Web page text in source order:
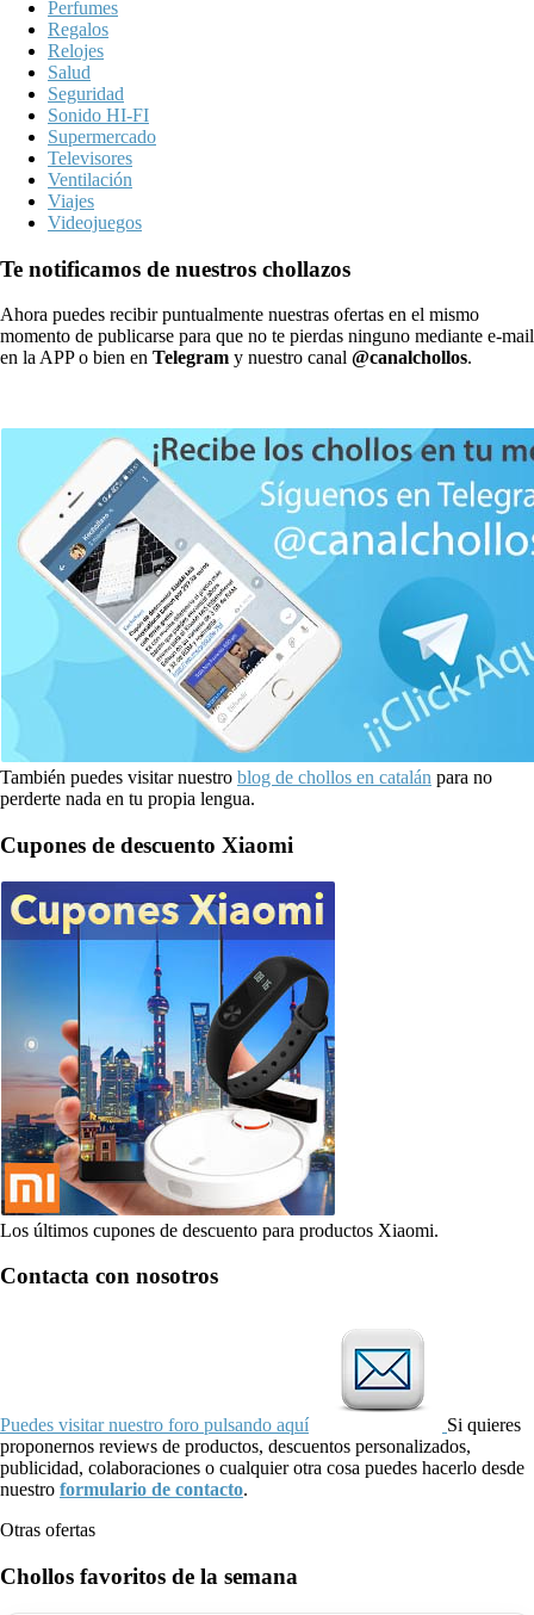
Perfumes
Regalos
Relojes
Salud
Seguridad
Sonido HI-FI
Supermercado
Televisores
Ventilación
Viajes
Videojuegos
Te notificamos de nuestros chollazos
Ahora puedes recibir puntualmente nuestras ofertas en el mismo
momento de publicarse para que no te pierdas ninguno mediante e-mail
en la APP o bien en Telegram y nuestro canal @canalchollos.
También puedes visitar nuestro blog de chollos en catalán para no
perderte nada en tu propia lengua.
Cupones de descuento Xiaomi
Los últimos cupones de descuento para productos Xiaomi.
Contacta con nosotros
Puedes visitar nuestro foro pulsando aquí
Si quieres
proponernos reviews de productos, descuentos personalizados,
publicidad, colaboraciones o cualquier otra cosa puedes hacerlo desde
nuestro formulario de contacto.
Otras ofertas
Chollos favoritos de la semana